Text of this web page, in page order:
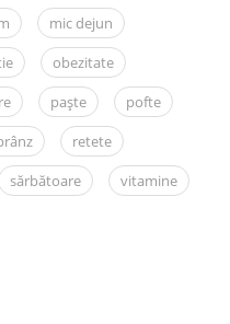
mic dejun
obezitate
paște
pofte
retete
sărbătoare
vitamine